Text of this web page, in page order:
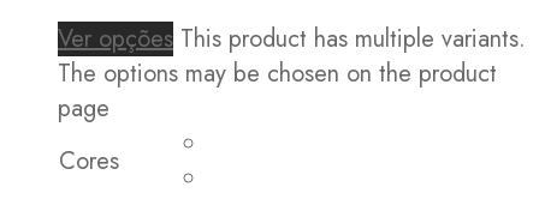
Ver opções This product has multiple variants.
The options may be chosen on the product
page
Cores